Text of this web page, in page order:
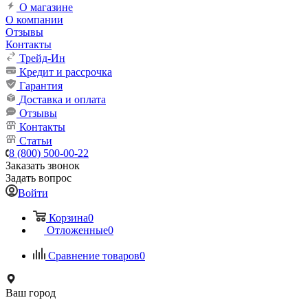
О магазине
О компании
Отзывы
Контакты
Трейд-Ин
Кредит и рассрочка
Гарантия
Доставка и оплата
Отзывы
Контакты
Статьи
8 (800) 500-00-22
Заказать звонок
Задать вопрос
Войти
Корзина0
Отложенные0
Сравнение товаров0
Ваш город